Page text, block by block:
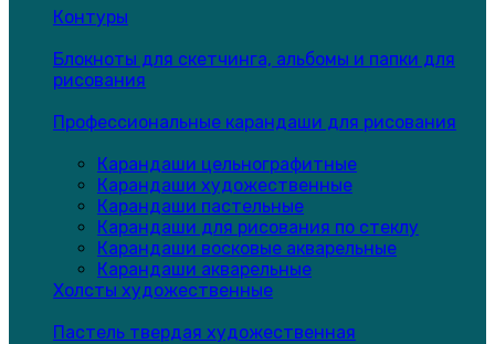
Контуры
Блокноты для скетчинга, альбомы и папки для
рисования
Профессиональные карандаши для рисования
Карандаши цельнографитные
Карандаши художественные
Карандаши пастельные
Карандаши для рисования по стеклу
Карандаши восковые акварельные
Карандаши акварельные
Холсты художественные
Пастель твердая художественная